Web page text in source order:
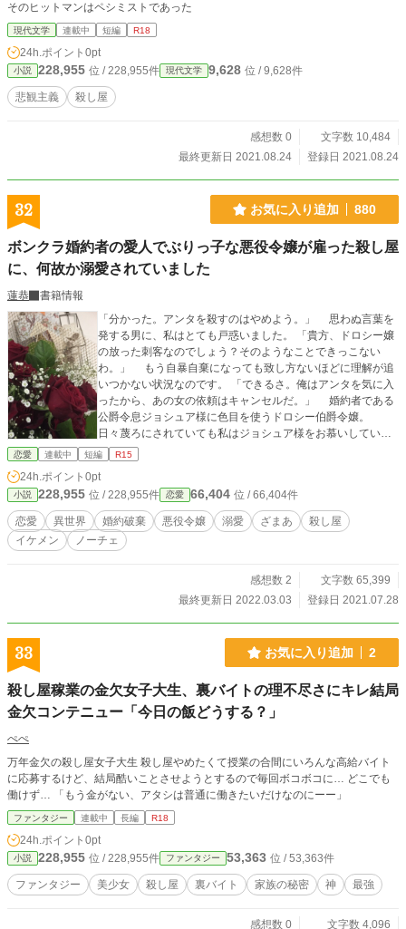
そのヒットマンはペシミストであった
現代文学 連載中 短編 R18
24h.ポイント 0pt
小説 228,955 位 / 228,955件 現代文学 9,628 位 / 9,628件
悲観主義 殺し屋
感想数 0
文字数 10,484
最終更新日 2021.08.24
登録日 2021.08.24
32 お気に入り追加 880
ボンクラ婚約者の愛人でぶりっ子な悪役令嬢が雇った殺し屋
に、何故か溺愛されていました
蓮恭
書籍情報
「分かった。アンタを殺すのはやめよう。」 思わぬ言葉を
発する男に、私はとても戸惑いました。 「貴方、ドロシー嬢
の放った刺客なのでしょう？そのようなことできっこない
わ。」 もう自暴自棄になっても致し方ないほどに理解が追
いつかない状況なのです。 「できるさ。俺はアンタを気に入
ったから、あの女の依頼はキャンセルだ。」 婚約者である
公爵令息ジョシュア様に色目を使うドロシー伯爵令嬢。
日々蔑ろにされていても私はジョシュア様をお慕いしている
フリをしなければならないのです。 でももう日々の演技に
ったドロシー嬢は刺客を放ったのです。 ＊作者の好きなザマ
アと婚約破棄ものです。 今回は家族から大切に溺愛されて
いる箱入り令嬢のお話にしてみました。 『小説家になろう』
様、『カクヨム』様にも掲載中です。
恋愛 連載中 短編 R15
24h.ポイント 0pt
小説 228,955 位 / 228,955件 恋愛 66,404 位 / 66,404件
恋愛 異世界 婚約破棄 悪役令嬢 溺愛 ざまあ
殺し屋
イケメン
ノーチェ
感想数 2
文字数 65,399
最終更新日 2022.03.03
登録日 2021.07.28
33 お気に入り追加 2
殺し屋稼業の金欠女子大生、裏バイトの理不尽さにキレ結局
金欠コンテニュー「今日の飯どうする？」
ぺぺ
万年金欠の殺し屋女子大生 殺し屋やめたくて授業の合間にいろんな高給バイト
に応募するけど、結局酷いことさせようとするので毎回ボコボコに… どこでも
働けず… 「もう金がない、アタシは普通に働きたいだけなのにーー」
ファンタジー 連載中 長編 R18
24h.ポイント 0pt
小説 228,955 位 / 228,955件 ファンタジー 53,363 位 / 53,363件
ファンタジー 美少女 殺し屋 裏バイト 家族の秘密 神 最強
感想数 0 文字数 4,096